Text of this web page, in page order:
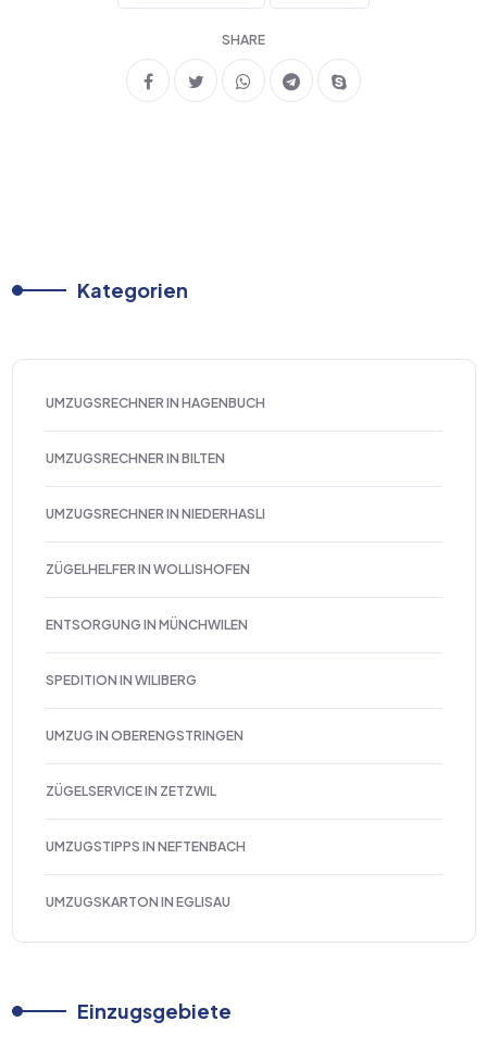
SHARE
Kategorien
UMZUGSRECHNER IN HAGENBUCH
UMZUGSRECHNER IN BILTEN
UMZUGSRECHNER IN NIEDERHASLI
ZÜGELHELFER IN WOLLISHOFEN
ENTSORGUNG IN MÜNCHWILEN
SPEDITION IN WILIBERG
UMZUG IN OBERENGSTRINGEN
ZÜGELSERVICE IN ZETZWIL
UMZUGSTIPPS IN NEFTENBACH
UMZUGSKARTON IN EGLISAU
Einzugsgebiete